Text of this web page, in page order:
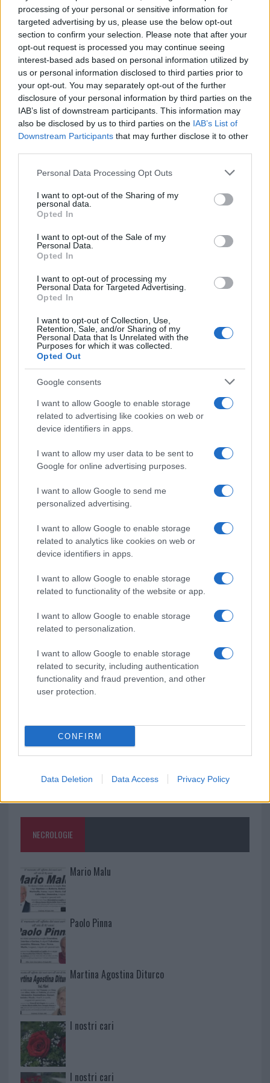
processing of your personal or sensitive information for
targeted advertising by us, please use the below opt-out
section to confirm your selection. Please note that after your
opt-out request is processed you may continue seeing
interest-based ads based on personal information utilized by
us or personal information disclosed to third parties prior to
your opt-out. You may separately opt-out of the further
disclosure of your personal information by third parties on the
IAB’s list of downstream participants. This information may
also be disclosed by us to third parties on the IAB’s List of
Downstream Participants that may further disclose it to other
Please note that this website/app uses one or more Google
not limited to your visit or usage behaviour. You may click to
grant or deny consent to Google and its third-party tags to
use your data for below specified purposes in below Google
consent section.
Personal Data Processing Opt Outs
I want to opt-out of the Sharing of my
personal data.
Opted In
I want to opt-out of the Sale of my
Personal Data.
Opted In
I want to opt-out of processing my
Personal Data for Targeted Advertising.
Opted In
I want to opt-out of Collection, Use,
Retention, Sale, and/or Sharing of my
Personal Data that Is Unrelated with the
Purposes for which it was collected.
Opted Out
Google consents
I want to allow Google to enable storage
related to advertising like cookies on web or
device identifiers in apps.
I want to allow my user data to be sent to
Google for online advertising purposes.
I want to allow Google to send me
personalized advertising.
I want to allow Google to enable storage
related to analytics like cookies on web or
device identifiers in apps.
I want to allow Google to enable storage
related to functionality of the website or app.
I want to allow Google to enable storage
related to personalization.
I want to allow Google to enable storage
related to security, including authentication
functionality and fraud prevention, and other
user protection.
CONFIRM
Data Deletion Data Access Privacy Policy
i tuoi video e le tue foto
Su WhatsApp al numero +39
345 356 7512
Ricevi le nostre ultime news
daGoogle News
F
a
ce
b
o
k
T
w
it
te
r
Pi
n
te
re
st
h
s
A
p
p
h
re
NOTIZIE RECENTI
Ristorante distrutto dalle fiamme a La
Maddalena, incendio a Monti d’à rena
Le previsioni meteo per il weekend a Olbia e in
Gallura
Michelle Hunziker in Gallura, bella anche dal
vivo: un amico vip svela come fa
Calangianus, dopo le polemiche il centro
accoglienza minori chiude
Olbia, divieto di sosta contro spaccio e degrado:
esplode la protesta
Pausa caffè impeccabile: come scegliere la
soluzione ideale per la casa e l’ufficio
Monte Pino, la fine di un lungo dolore: storia e
rinascita della strada che segnò la Gallura
NECROLOGIE
Mario Malu
Paolo Pinna
Martina Agostina Diturco
I nostri cari
I nostri cari